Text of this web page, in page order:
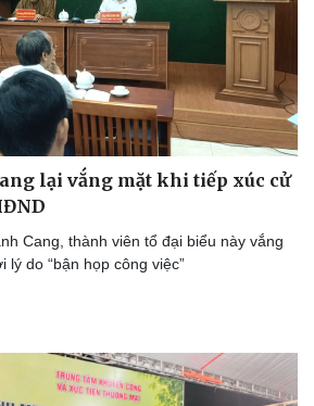
Quân sự - Quốc phòng
Vũ khí
Việt Nam
Phân tích
lại vắng mặt khi tiếp xúc cử
Cang, thành viên tổ đại biểu này vắng
lý do “bận họp công việc”